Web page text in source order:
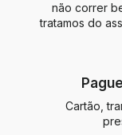
não correr
tratamos do
Cartão,